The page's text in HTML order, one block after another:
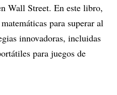
Wall Street. En este libro,
para superar al
innovadoras, incluidas
para juegos de